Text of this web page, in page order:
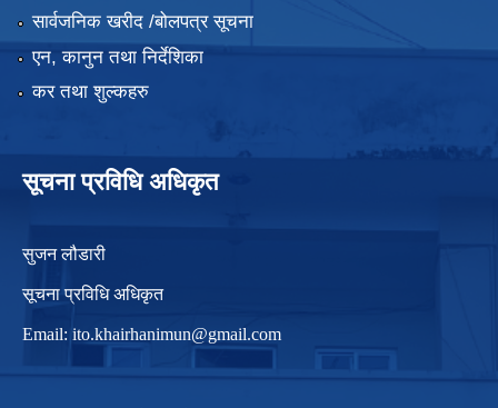
सार्वजनिक खरीद /बोलपत्र सूचना
एन, कानुन तथा निर्देशिका
कर तथा शुल्कहरु
सूचना प्रविधि अधिकृत
सुजन लौडारी
सूचना प्रविधि अधिकृत
Email: ito.khairhanimun@gmail.com